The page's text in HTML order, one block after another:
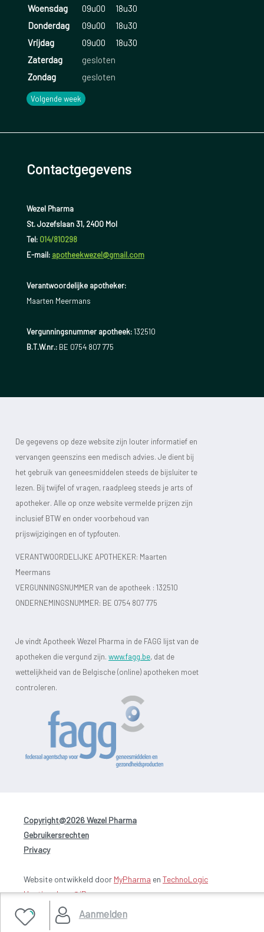
Aanmelden
Woensdag
09u00
18u30
Donderdag
09u00
18u30
Vrijdag
09u00
18u30
Zaterdag
gesloten
Zondag
gesloten
Volgende week
Contactgegevens
Wezel Pharma
St. Jozefslaan 31, 2400 Mol
Tel: 014/810298
E-mail: apotheekwezel@gmail.com
Verantwoordelijke apotheker:
Maarten Meermans
Vergunningsnummer apotheek:132510
B.T.W.nr.:BE 0754 807 775
De gegevens op deze website zijn louter informatief en
vervangen geenszins een medisch advies. Je dient bij
het gebruik van geneesmiddelen steeds de bijsluiter te
lezen. Bij twijfel of vragen, raadpleeg steeds je arts of
apotheker. Alle op onze website vermelde prijzen zijn
inclusief BTW en onder voorbehoud van
prijswijzigingen en of typfouten.
VERANTWOORDELIJKE APOTHEKER: Maarten
Meermans
VERGUNNINGSNUMMER van de apotheek : 132510
ONDERNEMINGSNUMMER: BE 0754 807 775
Je vindt Apotheek Wezel Pharma in de FAGG lijst van de
apotheken die vergund zijn. www.fagg.be, dat de
wettelijkheid van de Belgische (online) apotheken moet
controleren.
Copyright@2026 Wezel Pharma
Gebruikersrechten
Privacy
Website ontwikkeld door MyPharma en TechnoLogic
Hosting door @iPower